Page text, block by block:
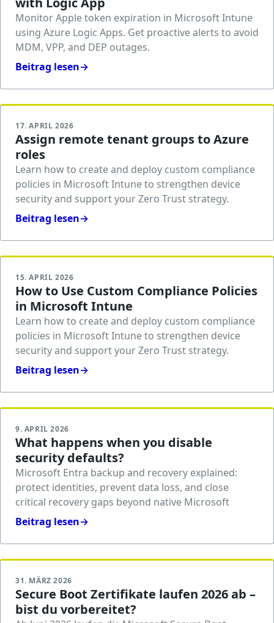
Monitor Apple token expiration in Microsoft Intune
using Azure Logic Apps. Get proactive alerts to avoid
MDM, VPP, and DEP outages.
Beitrag lesen→
17. APRIL 2026
Assign remote tenant groups to Azure
roles
Learn how to create and deploy custom compliance
policies in Microsoft Intune to strengthen device
security and support your Zero Trust strategy.
Beitrag lesen→
15. APRIL 2026
How to Use Custom Compliance Policies
in Microsoft Intune
Learn how to create and deploy custom compliance
policies in Microsoft Intune to strengthen device
security and support your Zero Trust strategy.
Beitrag lesen→
9. APRIL 2026
What happens when you disable
security defaults?
Microsoft Entra backup and recovery explained:
protect identities, prevent data loss, and close
critical recovery gaps beyond native Microsoft
Beitrag lesen→
31. MÄRZ 2026
Secure Boot Zertifikate laufen 2026 ab –
bist du vorbereitet?